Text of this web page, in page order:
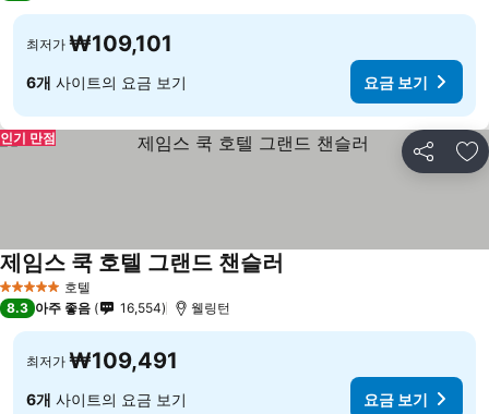
최저가 ₩109,101
6개 사이트의 요금 보기 요금 보기
공유 즐
인기 만점
5 성급 호텔
제임스 쿡 호텔 그랜드 챈슬러
8.3 아주 좋음 16,554 웰링턴
최저가 ₩109,491
6개 사이트의 요금 보기 요금 보기